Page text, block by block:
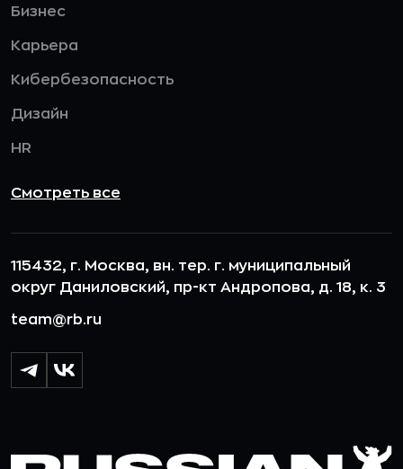
Бизнес
Карьера
Кибербезопасность
Дизайн
HR
Смотреть все
115432, г. Москва, вн. тер. г. муниципальный
округ Даниловский, пр-кт Андропова, д. 18, к. 3
team@rb.ru